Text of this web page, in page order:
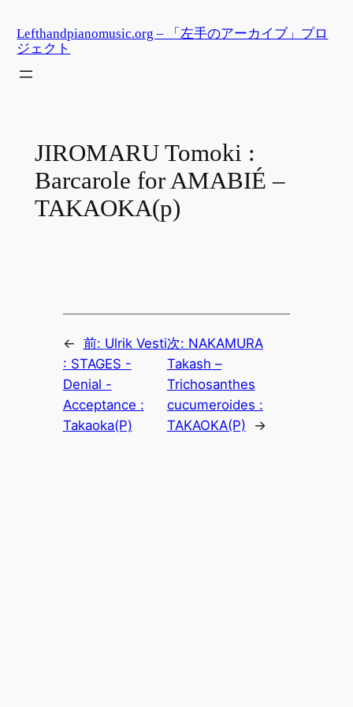
容
を
Lefthandpianomusic.org – 「左手のアーカイブ」プロ
ジェクト
JIROMARU Tomoki :
Barcarole for AMABIÉ –
TAKAOKA(p)
← 前: Ulrik Vesti
: STAGES -
Denial -
Acceptance :
Takaoka(P)
次: NAKAMURA
Takash –
Trichosanthes
cucumeroides :
TAKAOKA(P)
→